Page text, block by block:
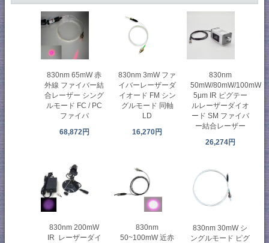
830nm 65mW 赤
外線 ファイバー結
合レーザー シング
ルモード FC / PC
ファイバ
68,872円
830nm 3mW ファ
イバーレーザーダ
イオード FM シン
グルモード 同軸
LD
16,270円
830nm
50mW/80mW/100mW
5μm IR ピグテー
ルレーザーダイオ
ード SM ファイバ
ー結合レーザー
26,274円
830nm 200mW
IR レーザーダイ
830nm
50~100mW 近赤
830nm 30mW シ
ングルモード ピグ